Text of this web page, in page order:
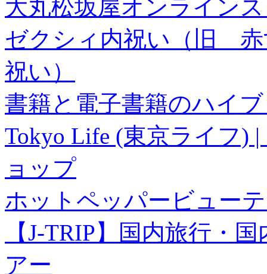
大丸松坂屋オンライン
ゼクシィ内祝い（旧 赤
祝い）
書籍と電子書籍のハイ
Tokyo Life (東京ライフ)
ョップ
ホットペッパービュー
【J-TRIP】国内旅行・
アー